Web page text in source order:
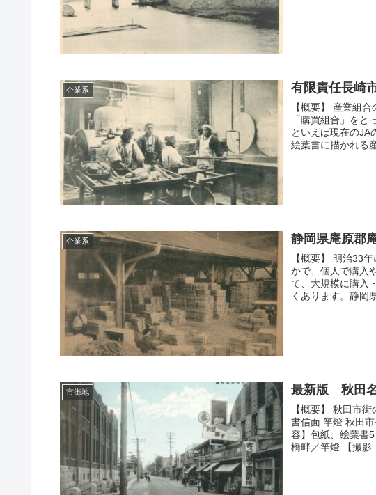
企業系 有限責任長崎
【概要】 産業組
「購買組合」を
といえば現在のJA
絵葉書に描かれる
企業系 静岡県庵原郡
【概要】 明治33
かで、個人で購入
て、大規模に購入
くあります。静岡
市街地 最新版 秋田
【概要】 秋田市
書信面 竿燈 秋田
容】包紙、絵葉書
橋畔／竿燈 【撮影